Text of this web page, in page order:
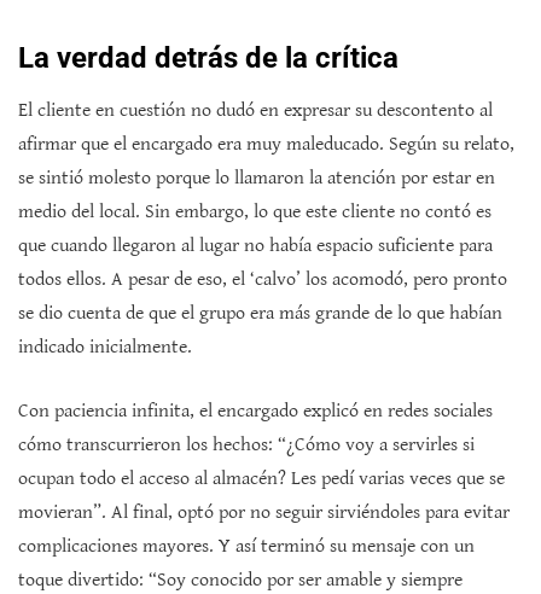
La verdad detrás de la crítica
El cliente en cuestión no dudó en expresar su descontento al
afirmar que el encargado era muy maleducado. Según su relato,
se sintió molesto porque lo llamaron la atención por estar en
medio del local. Sin embargo, lo que este cliente no contó es
que cuando llegaron al lugar no había espacio suficiente para
todos ellos. A pesar de eso, el ‘calvo’ los acomodó, pero pronto
se dio cuenta de que el grupo era más grande de lo que habían
indicado inicialmente.
Con paciencia infinita, el encargado explicó en redes sociales
cómo transcurrieron los hechos: “¿Cómo voy a servirles si
ocupan todo el acceso al almacén? Les pedí varias veces que se
movieran”. Al final, optó por no seguir sirviéndoles para evitar
complicaciones mayores. Y así terminó su mensaje con un
toque divertido: “Soy conocido por ser amable y siempre